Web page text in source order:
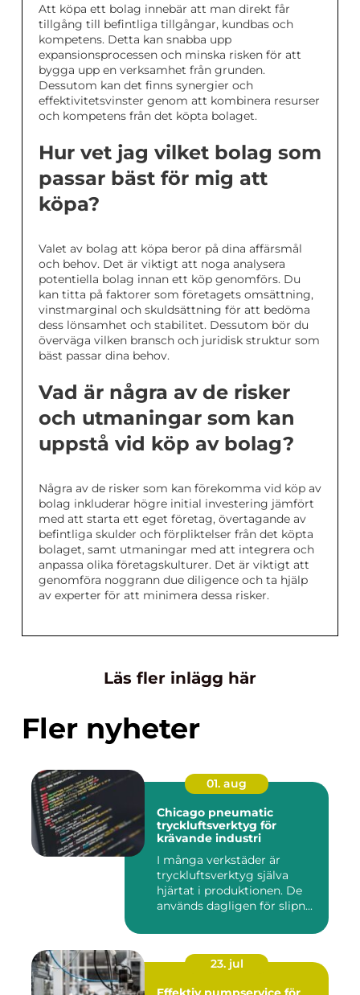
Att köpa ett bolag innebär att man direkt får
tillgång till befintliga tillgångar, kundbas och
kompetens. Detta kan snabba upp
expansionsprocessen och minska risken för att
bygga upp en verksamhet från grunden.
Dessutom kan det finns synergier och
effektivitetsvinster genom att kombinera resurser
och kompetens från det köpta bolaget.
Hur vet jag vilket bolag som
passar bäst för mig att
köpa?
Valet av bolag att köpa beror på dina affärsmål
och behov. Det är viktigt att noga analysera
potentiella bolag innan ett köp genomförs. Du
kan titta på faktorer som företagets omsättning,
vinstmarginal och skuldsättning för att bedöma
dess lönsamhet och stabilitet. Dessutom bör du
överväga vilken bransch och juridisk struktur som
bäst passar dina behov.
Vad är några av de risker
och utmaningar som kan
uppstå vid köp av bolag?
Några av de risker som kan förekomma vid köp av
bolag inkluderar högre initial investering jämfört
med att starta ett eget företag, övertagande av
befintliga skulder och förpliktelser från det köpta
bolaget, samt utmaningar med att integrera och
anpassa olika företagskulturer. Det är viktigt att
genomföra noggrann due diligence och ta hjälp
av experter för att minimera dessa risker.
Läs fler inlägg här
Fler nyheter
01. aug
Chicago pneumatic
tryckluftsverktyg för
krävande industri
I många verkstäder är
tryckluftsverktyg själva
hjärtat i produktionen. De
används dagligen för slipn...
23. jul